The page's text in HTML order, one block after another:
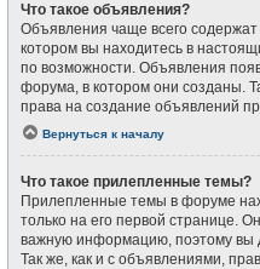
Что такое объявления?
Объявления чаще всего
котором вы находитесь в
по возможности. Объявления
форума, в котором они созданы.
права на создание объявлений
Вернуться к началу
Что такое прилепленные темы?
Прилепленные темы в форуме
только на его первой странице.
важную информацию, поэтому вы
Так же, как и с объявлениями,